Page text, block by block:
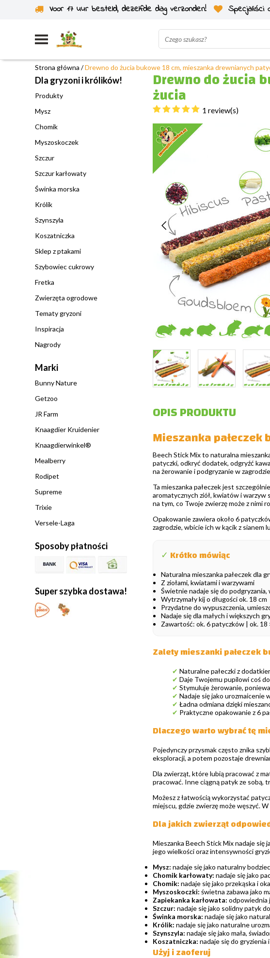
Voor 17 uur besteld, dezelfde dag verzonden!
Specjaliści
Wysyłka z własnego magazynu
Strona główna /Drewno do żucia bukowe 18 cm, mieszanka drewnianych
Dla gryzoni i królików!
Produkty
Mysz
Chomik
Myszoskoczek
Szczur
Szczur karłowaty
Świnka morska
Królik
Szynszyla
Koszatniczka
Sklep z ptakami
Szybowiec cukrowy
Fretka
Zwierzęta ogrodowe
Tematy gryzoni
Inspiracja
Nagrody
Marki
Bunny Nature
Getzoo
JR Farm
Knaagdier Kruidenier
Knaagdierwinkel®
Mealberry
Rodipet
Supreme
Trixie
Versele-Laga
Sposoby płatności
Super szybka dostawa!
Drewno do żucia
żucia
1 review(s)
OPIS PRODUKTU
Mieszanka
Beech Stick Mix to naturalna
patyczki, odkryć dodatek, odgryźć
na żerowanie i podgryzanie w
Ta mieszanka pałeczek jest
aromatycznych ziół, kwiatów i warzyw
na tym, co Twoje zwierzę może z nimi
Opakowanie zawiera około 6
zagrodzie, wbicie ich w kącik z sianem
✓ Krótko mówiąc
Naturalna mieszanka pałeczek dla
Z ziołami, kwiatami i warzywami
Świetnie nadaje się do
Wytrzymały kij o długości ok. 18 cm
Przydatne do wypuszczenia,
Nadaje się dla małych i większych
Zawartość: ok. 6 patyczków | ok. 18
Zalety mieszanki pałeczek
✔ Naturalne pałeczki z
✔ Daje Twojemu pupilowi coś
✔ Stymuluje żerowanie,
✔ Nadaje się jako urozmaicenie
✔ Ładna odmiana dzięki
✔ Praktyczne opakowanie z 6
Dlaczego warto wybrać tę
Pojedynczy przysmak często znika
eksploracji, a potem pozostaje
Dla zwierząt, które lubią pracować z
pracować. Inne ciągną patyk ze sobą,
Możesz z łatwością wykorzystać
miejscu, gdzie zwierzę może węszyć.
Dla jakich zwierząt
Mieszanka Beech Stick Mix nadaje się
jego wielkości oraz intensywności
Mysz: nadaje się jako naturalny
Chomik karłowaty: nadaje się jako
Chomik: nadaje się jako przekąska i
Myszoskoczki: świetna zabawa jako
Zapiekanka karłowata: odpowiednia
Szczur: nadaje się jako solidny patyk
Świnka morska: nadaje się jako
Królik: nadaje się jako naturalne
Szynszyla: nadaje się jako mała,
Koszatniczka: nadaje się do
Użyj i zaoferuj